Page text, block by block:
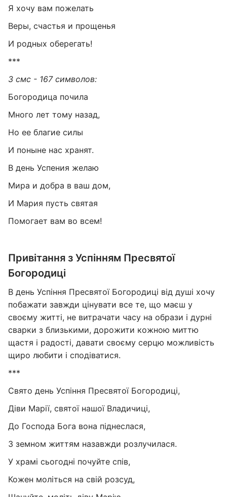
Я хочу вам пожелать
Веры, счастья и прощенья
И родных оберегать!
***
3 смс - 167 символов:
Богородица почила
Много лет тому назад,
Но ее благие силы
И поныне нас хранят.
В день Успения желаю
Мира и добра в ваш дом,
И Мария пусть святая
Помогает вам во всем!
Привітання з Успінням Пресвятої
Богородиці
В день Успіння Пресвятої Богородиці від душі хочу
побажати завжди цінувати все те, що маєш у
своєму житті, не витрачати часу на образи і дурні
сварки з близькими, дорожити кожною миттю
щастя і радості, давати своєму серцю можливість
щиро любити і сподіватися.
***
Свято день Успіння Пресвятої Богородиці,
Діви Марії, святої нашої Владичиці,
До Господа Бога вона піднеслася,
З земном життям назавжди розлучилася.
У храмі сьогодні почуйте спів,
Кожен моліться на свій розсуд,